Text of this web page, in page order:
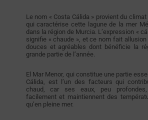
Le nom « Costa Cálida » provient du
qui caractérise cette lagune de la mer
dans la région de Murcia. L’expression «
signifie « chaude », et ce nom fait
douces et agréables dont bénéficie la
grande partie de l’année.
El Mar Menor, qui constitue une partie
Cálida, est l’un des facteurs qui
chaud, car ses eaux, peu
facilement et maintiennent des
qu’en pleine mer.